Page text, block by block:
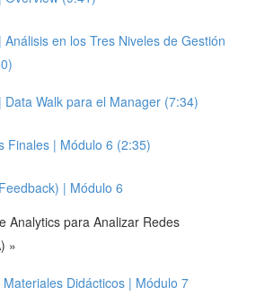
Análisis en los Tres Niveles de Gestión
Data Walk para el Manager (7:34)
Finales | Módulo 6 (2:35)
| Módulo 6
Analytics para Analizar Redes
»
Didácticos | Módulo 7